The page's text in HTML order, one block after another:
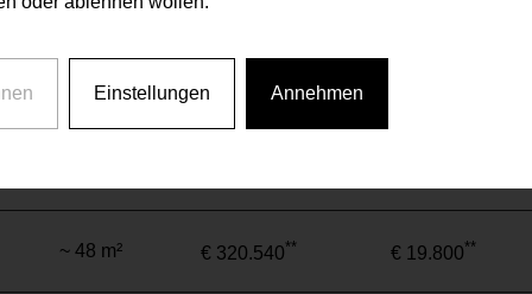
~ 66 m² € 479.600
~ 96 m² € 628.100
~ 48 m² € 320.540** € 19.800**
Einstellungen Annehmen